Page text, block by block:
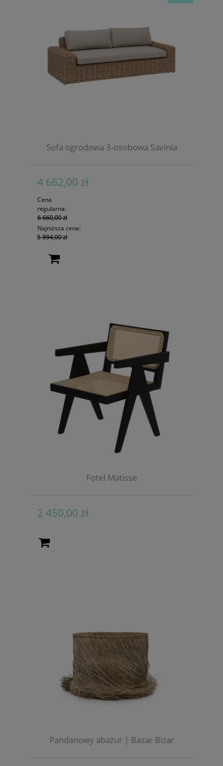
Sofa ogrodowa 3-osobowa Savinia
4 662,00 zł
Cena
regularna:
6 660,00 zł
Najniższa cena:
5 994,00 zł
Fotel Matisse
2 450,00 zł
Pandanowy abażur | Bazar Bizar